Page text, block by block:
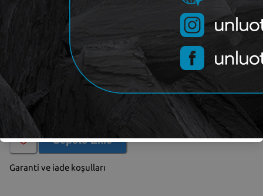
BESER
Yorum (
Sepete Ekle
Garanti ve iade koşulları